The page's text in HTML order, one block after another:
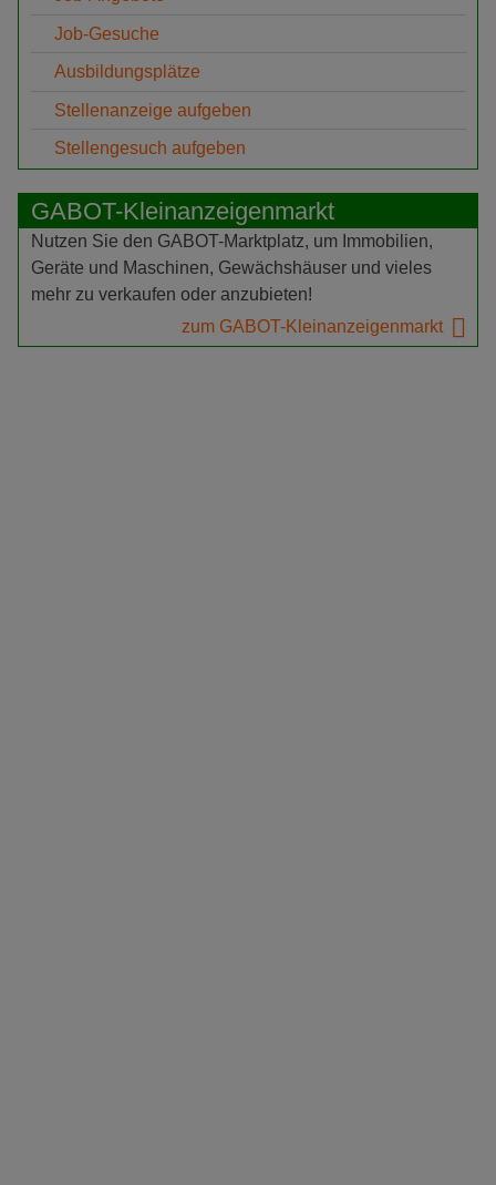
Job-Gesuche
Ausbildungsplätze
Stellenanzeige aufgeben
Stellengesuch aufgeben
GABOT-Kleinanzeigenmarkt
Nutzen Sie den GABOT-Marktplatz, um Immobilien,
Geräte und Maschinen, Gewächshäuser und vieles
mehr zu verkaufen oder anzubieten!
zum GABOT-Kleinanzeigenmarkt